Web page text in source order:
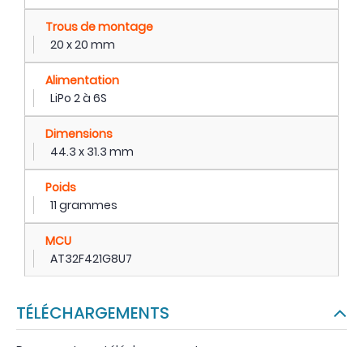
Trous de montage
20 x 20 mm
Alimentation
LiPo 2 à 6S
Dimensions
44.3 x 31.3 mm
Poids
11 grammes
MCU
AT32F421G8U7
TÉLÉCHARGEMENTS